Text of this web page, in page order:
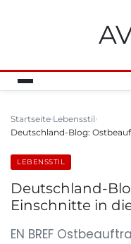
Startseite Lebensstil
Deutschland-Blog:
LEBENSSTIL
Deutschland-
Einschnitte in
EN BREF